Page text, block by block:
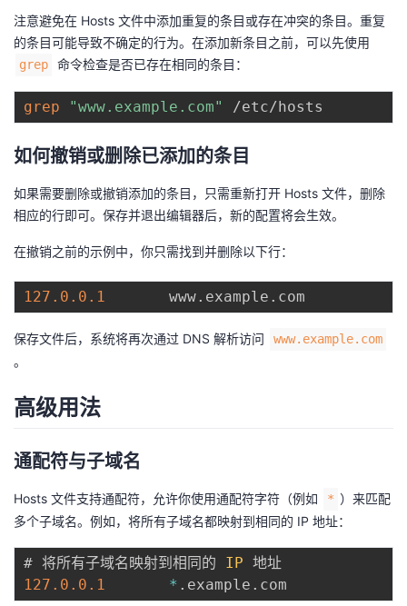
注意避免在 Hosts 文件中添加重复的条目或存在冲突的条目。重复
的条目可能导致不确定的行为。在添加新条目之前，可以先使用
grep 命令检查是否已存在相同的条目：
grep "www.example.com"
如何撤销或删除已添加的条目
如果需要删除或撤销添加的条目，只需重新打开 Hosts 文件，删除
相应的行即可。保存并退出编辑器后，新的配置将会生效。
在撤销之前的示例中，你只需找到并删除以下行：
127.0 .0 .1
       www
. example .
保存文件后，系统将再次通过 DNS 解析访问 www.example.com
。
高级用法
通配符与子域名
Hosts 文件支持通配符，允许你使用通配符字符（例如 * ）来匹配
多个子域名。例如，将所有子域名都映射到相同的 IP 地址：
# 将所有子域名映射到相同的 IP
127.0 .0 .1 * . example .